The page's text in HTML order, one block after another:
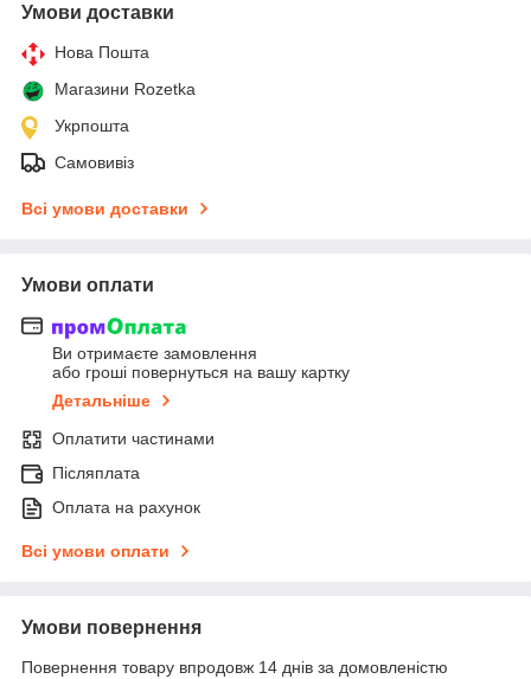
Умови доставки
Нова Пошта
Магазини Rozetka
Укрпошта
Самовивіз
Всі умови доставки
Умови оплати
Ви отримаєте замовлення
або гроші повернуться на вашу картку
Детальніше
Оплатити частинами
Післяплата
Оплата на рахунок
Всі умови оплати
Умови повернення
Повернення товару впродовж 14 днів за домовленістю